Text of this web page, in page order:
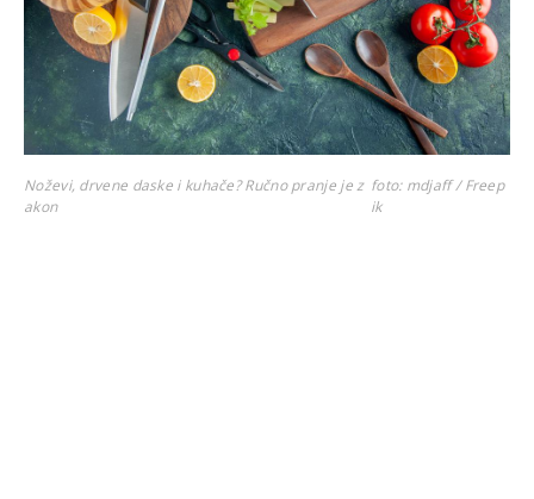
Noževi, drvene daske i kuhače? Ručno pranje je z
akon
foto: mdjaff / Freep
ik